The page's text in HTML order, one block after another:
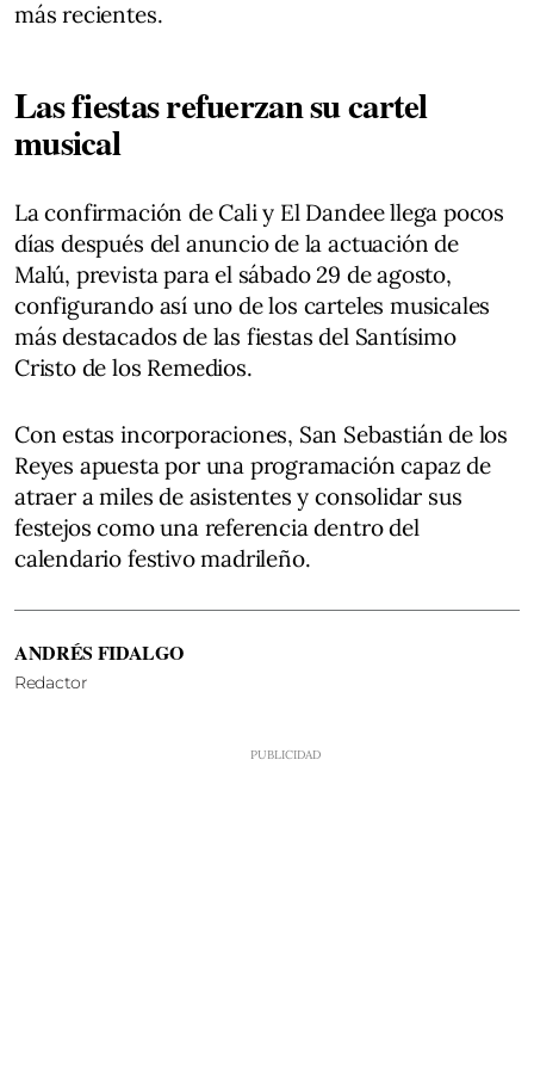
más recientes.
Las fiestas refuerzan su cartel
musical
La confirmación de Cali y El Dandee llega pocos
días después del anuncio de la actuación de
Malú, prevista para el sábado 29 de agosto,
configurando así uno de los carteles musicales
más destacados de las fiestas del Santísimo
Cristo de los Remedios.
Con estas incorporaciones, San Sebastián de los
Reyes apuesta por una programación capaz de
atraer a miles de asistentes y consolidar sus
festejos como una referencia dentro del
calendario festivo madrileño.
ANDRÉS FIDALGO
Redactor